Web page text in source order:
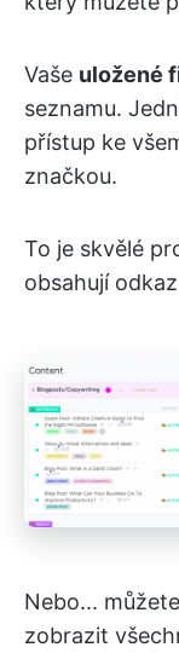
Vaše uložené
seznamu.
přístup ke
značkou.
To je skvělé
obsahují
Nebo...
zobrazit